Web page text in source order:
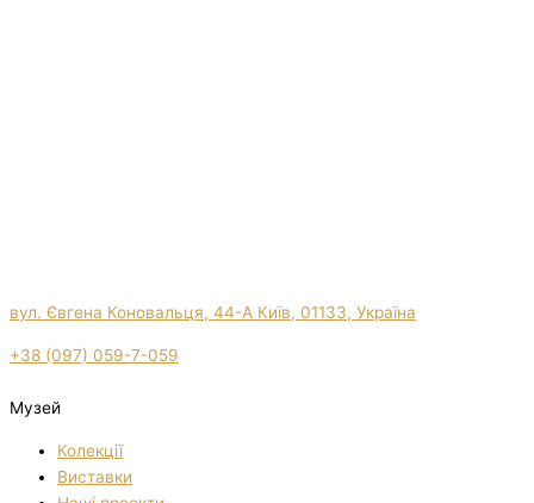
вул. Євгена Коновальця, 44-А Київ, 01133, Україна
+38 (097) 059-7-059
Музей
Колекції
Виставки